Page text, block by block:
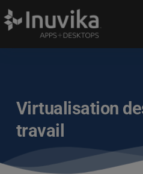
Virtualisation
travail